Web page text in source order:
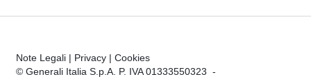
Note Legali | Privacy | Cookies
© Generali Italia S.p.A. P. IVA 01333550323 -